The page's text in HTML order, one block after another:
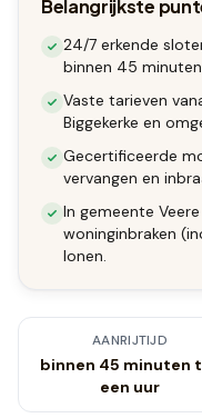
Belangrijkste
24/7 erkende
binnen 45
Vaste tarieven
Biggekerke en
Gecertificeerde
vervangen en
In gemeente
woninginbraken
lonen.
AANRIJTIJD
binnen 45 minuten
een uur